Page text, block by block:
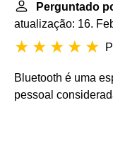
Perguntado
atualização: 16.
Bluetooth é uma
pessoal